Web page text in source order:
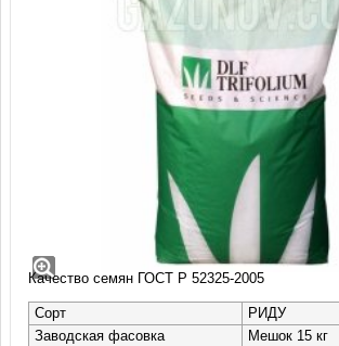
Овсяница овечья Риду (15 кг)
Овсяница овечья (Festuca ovina)
Производство: DLF (Дания)
Норма расхода: 3 кг семян на 100 кв.м.
Качество семян ГОСТ Р 52325-2005
Сорт
РИДУ
Заводская фасовка
Мешок 15 кг